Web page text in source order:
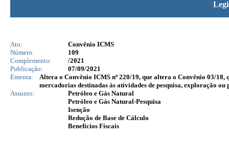
Ato:
Convênio ICMS
Número:
109
Complemento:
/2021
Publicação:
07/09/2021
Ementa:
Altera o Convênio ICMS nº 220/19, que altera o Convênio 03/18,
mercadorias destinadas às atividades de pesquisa, exploração
Assunto:
Petróleo e Gás Natural
Petróleo e Gás Natural-Pesquisa
Isenção
Redução de Base de Cálculo
Benefícios Fiscais